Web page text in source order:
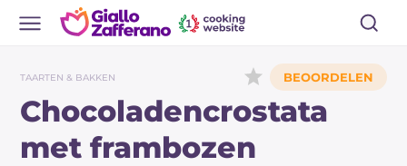
TAARTEN & BAKKEN
Chocoladencrostata
met frambozen